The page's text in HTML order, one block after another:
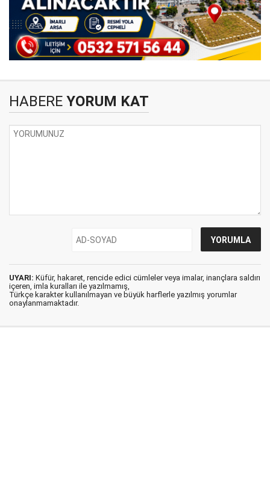
HABERE YORUM KAT
UYARI: Küfür, hakaret, rencide edici cümleler veya imalar, inançlara saldırı
içeren, imla kuralları ile yazılmamış,
Türkçe karakter kullanılmayan ve büyük harflerle yazılmış yorumlar
onaylanmamaktadır.